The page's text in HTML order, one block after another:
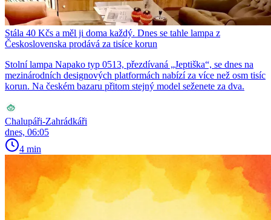
Stála 40 Kčs a měl ji doma každý. Dnes se tahle lampa z
Československa prodává za tisíce korun
Stolní lampa Napako typ 0513, přezdívaná „Jeptiška“, se dnes na
mezinárodních designových platformách nabízí za více než osm tisíc
korun. Na českém bazaru přitom stejný model seženete za dva.
Chalupáři-Zahrádkáři
dnes, 06:05
4 min